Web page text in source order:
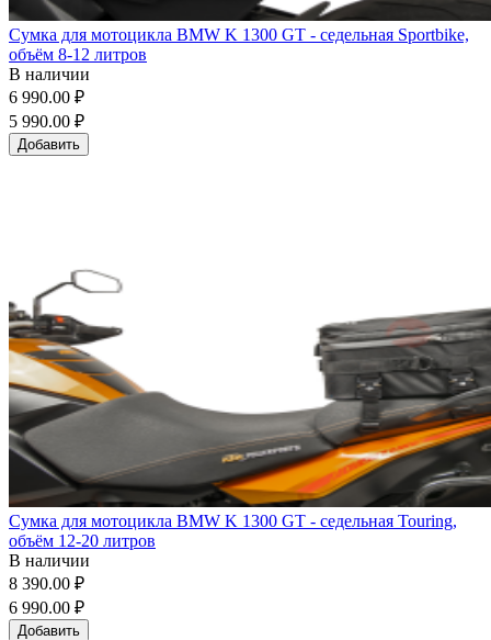
Сумка для мотоцикла BMW K 1300 GT - седельная Sportbike,
объём 8-12 литров
В наличии
6 990.00 ₽
5 990.00 ₽
Добавить
Сумка для мотоцикла BMW K 1300 GT - седельная Touring,
объём 12-20 литров
В наличии
8 390.00 ₽
6 990.00 ₽
Добавить